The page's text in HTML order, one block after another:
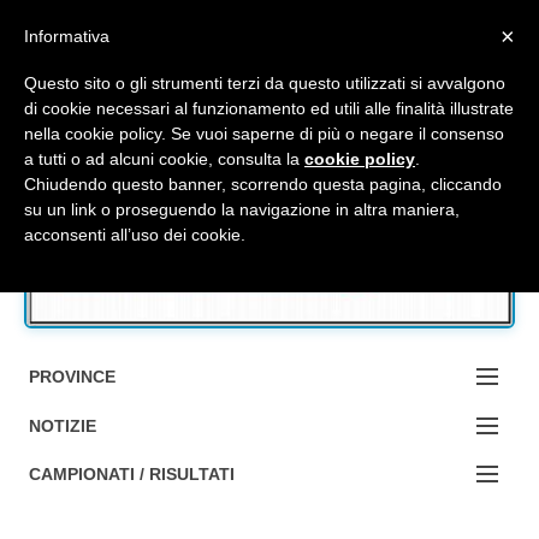
Accedi / Registrati
Contattaci
PROVINCE
EDIZIONE:
BOLOGNA
NOTIZIE
NOTIZIE:
CAMPIONATI / RISULTATI
×
Informativa
Questo sito o gli strumenti terzi da questo utilizzati si avvalgono
di cookie necessari al funzionamento ed utili alle finalità illustrate
nella cookie policy. Se vuoi saperne di più o negare il consenso
a tutti o ad alcuni cookie, consulta la cookie policy
Chiudendo questo banner, scorrendo questa pagina, cliccando
su un link o proseguendo la navigazione in altra maniera,
acconsenti all’uso dei cookie.